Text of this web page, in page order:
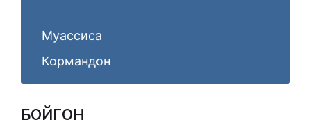
Муассиса
Кормандон
БОЙГОНӢ